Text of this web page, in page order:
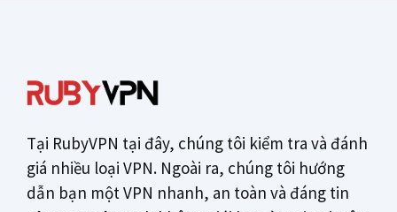
Tại RubyVPN tại đây, chúng tôi kiểm tra và đánh
giá nhiều loại VPN. Ngoài ra, chúng tôi hướng
dẫn bạn một VPN nhanh, an toàn và đáng tin